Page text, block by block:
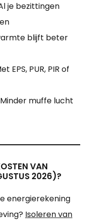
je bezittingen
blijft beter
EPS, PUR, PIR of
muffe lucht
VAN
2026)?
energierekening
Isoleren van